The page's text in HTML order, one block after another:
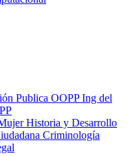
Publica OOPP Ing del
Historia y Desarrollo
Criminología